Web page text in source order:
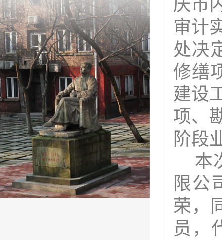
庆市
审计
处决
修缮
建设
项、
阶段
本
限公
荣 ，
员 ，